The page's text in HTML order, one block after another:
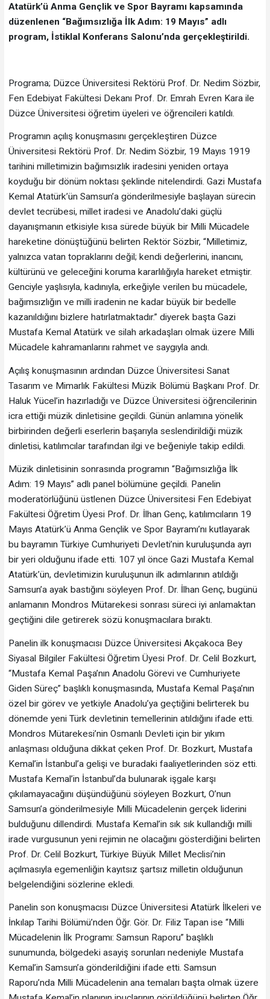
Atatürk’ü Anma Gençlik ve Spor Bayramı kapsamında
düzenlenen “Bağımsızlığa İlk Adım: 19 Mayıs” adlı
program, İstiklal Konferans Salonu’nda gerçekleştirildi.
Programa; Düzce Üniversitesi Rektörü Prof. Dr. Nedim Sözbir,
Fen Edebiyat Fakültesi Dekanı Prof. Dr. Emrah Evren Kara ile
Düzce Üniversitesi öğretim üyeleri ve öğrencileri katıldı.
Programın açılış konuşmasını gerçekleştiren Düzce
Üniversitesi Rektörü Prof. Dr. Nedim Sözbir, 19 Mayıs 1919
tarihini milletimizin bağımsızlık iradesini yeniden ortaya
koyduğu bir dönüm noktası şeklinde nitelendirdi. Gazi Mustafa
Kemal Atatürk’ün Samsun’a gönderilmesiyle başlayan sürecin
devlet tecrübesi, millet iradesi ve Anadolu’daki güçlü
dayanışmanın etkisiyle kısa sürede büyük bir Milli Mücadele
hareketine dönüştüğünü belirten Rektör Sözbir, “Milletimiz,
yalnızca vatan topraklarını değil; kendi değerlerini, inancını,
kültürünü ve geleceğini koruma kararlılığıyla hareket etmiştir.
Genciyle yaşlısıyla, kadınıyla, erkeğiyle verilen bu mücadele,
bağımsızlığın ve milli iradenin ne kadar büyük bir bedelle
kazanıldığını bizlere hatırlatmaktadır.” diyerek başta Gazi
Mustafa Kemal Atatürk ve silah arkadaşları olmak üzere Milli
Mücadele kahramanlarını rahmet ve saygıyla andı.
Açılış konuşmasının ardından Düzce Üniversitesi Sanat
Tasarım ve Mimarlık Fakültesi Müzik Bölümü Başkanı Prof. Dr.
Haluk Yücel’in hazırladığı ve Düzce Üniversitesi öğrencilerinin
icra ettiği müzik dinletisine geçildi. Günün anlamına yönelik
birbirinden değerli eserlerin başarıyla seslendirildiği müzik
dinletisi, katılımcılar tarafından ilgi ve beğeniyle takip edildi.
Müzik dinletisinin sonrasında programın “Bağımsızlığa İlk
Adım: 19 Mayıs” adlı panel bölümüne geçildi. Panelin
moderatörlüğünü üstlenen Düzce Üniversitesi Fen Edebiyat
Fakültesi Öğretim Üyesi Prof. Dr. İlhan Genç, katılımcıların 19
Mayıs Atatürk’ü Anma Gençlik ve Spor Bayramı’nı kutlayarak
bu bayramın Türkiye Cumhuriyeti Devleti’nin kuruluşunda ayrı
bir yeri olduğunu ifade etti. 107 yıl önce Gazi Mustafa Kemal
Atatürk’ün, devletimizin kuruluşunun ilk adımlarının atıldığı
Samsun’a ayak bastığını söyleyen Prof. Dr. İlhan Genç, bugünü
anlamanın Mondros Mütarekesi sonrası süreci iyi anlamaktan
geçtiğini dile getirerek sözü konuşmacılara bıraktı.
Panelin ilk konuşmacısı Düzce Üniversitesi Akçakoca Bey
Siyasal Bilgiler Fakültesi Öğretim Üyesi Prof. Dr. Celil Bozkurt,
“Mustafa Kemal Paşa’nın Anadolu Görevi ve Cumhuriyete
Giden Süreç” başlıklı konuşmasında, Mustafa Kemal Paşa’nın
özel bir görev ve yetkiyle Anadolu’ya geçtiğini belirterek bu
dönemde yeni Türk devletinin temellerinin atıldığını ifade etti.
Mondros Mütarekesi’nin Osmanlı Devleti için bir yıkım
anlaşması olduğuna dikkat çeken Prof. Dr. Bozkurt, Mustafa
Kemal’in İstanbul’a gelişi ve buradaki faaliyetlerinden söz etti.
Mustafa Kemal’in İstanbul’da bulunarak işgale karşı
çıkılamayacağını düşündüğünü söyleyen Bozkurt, O’nun
Samsun’a gönderilmesiyle Milli Mücadelenin gerçek liderini
bulduğunu dillendirdi. Mustafa Kemal’in sık sık kullandığı milli
irade vurgusunun yeni rejimin ne olacağını gösterdiğini belirten
Prof. Dr. Celil Bozkurt, Türkiye Büyük Millet Meclisi’nin
açılmasıyla egemenliğin kayıtsız şartsız milletin olduğunun
belgelendiğini sözlerine ekledi.
Panelin son konuşmacısı Düzce Üniversitesi Atatürk İlkeleri ve
İnkılap Tarihi Bölümü’nden Öğr. Gör. Dr. Filiz Tapan ise “Milli
Mücadelenin İlk Programı: Samsun Raporu” başlıklı
sunumunda, bölgedeki asayiş sorunları nedeniyle Mustafa
Kemal’in Samsun’a gönderildiğini ifade etti. Samsun
Raporu’nda Milli Mücadelenin ana temaları başta olmak üzere